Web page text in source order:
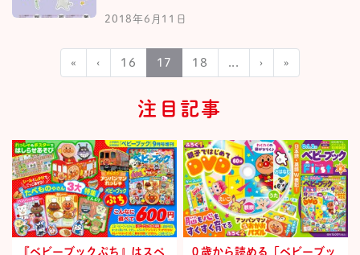
2018年6月11日
« ‹ 16 17 18 ... › »
注目記事
『ベビーブックぷち』はスペ
０歳から読める「ベビーブッ